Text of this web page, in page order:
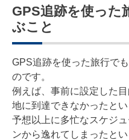
GPS追跡を使った
ぶこと
GPS追跡を使った旅行で
のです。
例えば、事前に設定した
地に到達できなかったと
予想以上に多忙なスケジ
ンから逸れてしまったと